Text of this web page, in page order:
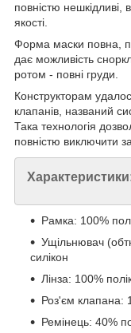
повністю нешкідливі,
якості.
Форма маски повна,
дає можливість
ротом - повні груди.
Конструкторам
клапанів, названий
Така технологія
повністю виключити
Рамка: 100%
Ущільнювач
силікон
Лінза: 100%
Роз'єм клапана:
Ремінець: 40%